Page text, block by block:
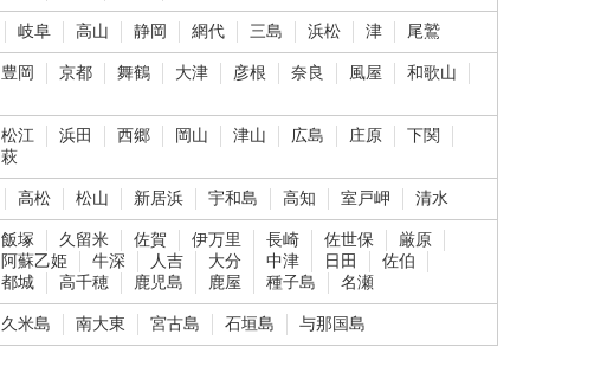
岐阜 高山 静岡 網代 三島 浜松 津 尾鷲
豊岡 京都 舞鶴 大津 彦根 奈良 風屋
和歌山
松江 浜田 西郷 岡山 津山 広島 庄原
下関
萩
高松 松山 新居浜 宇和島 高知 室戸岬 清水
飯塚 久留米 佐賀 伊万里 長崎 佐世保
厳原
阿蘇乙姫 牛深 人吉 大分 中津 日田
佐伯
都城 高千穂 鹿児島 鹿屋 種子島 名瀬
久米島 南大東 宮古島 石垣島 与那国島